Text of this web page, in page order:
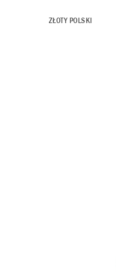
ZŁOTY POLSKI